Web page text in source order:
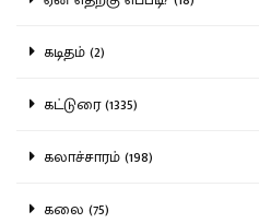
கடிதம் (2)
கட்டுரை (1335)
கலாச்சாரம் (198)
கலை (75)